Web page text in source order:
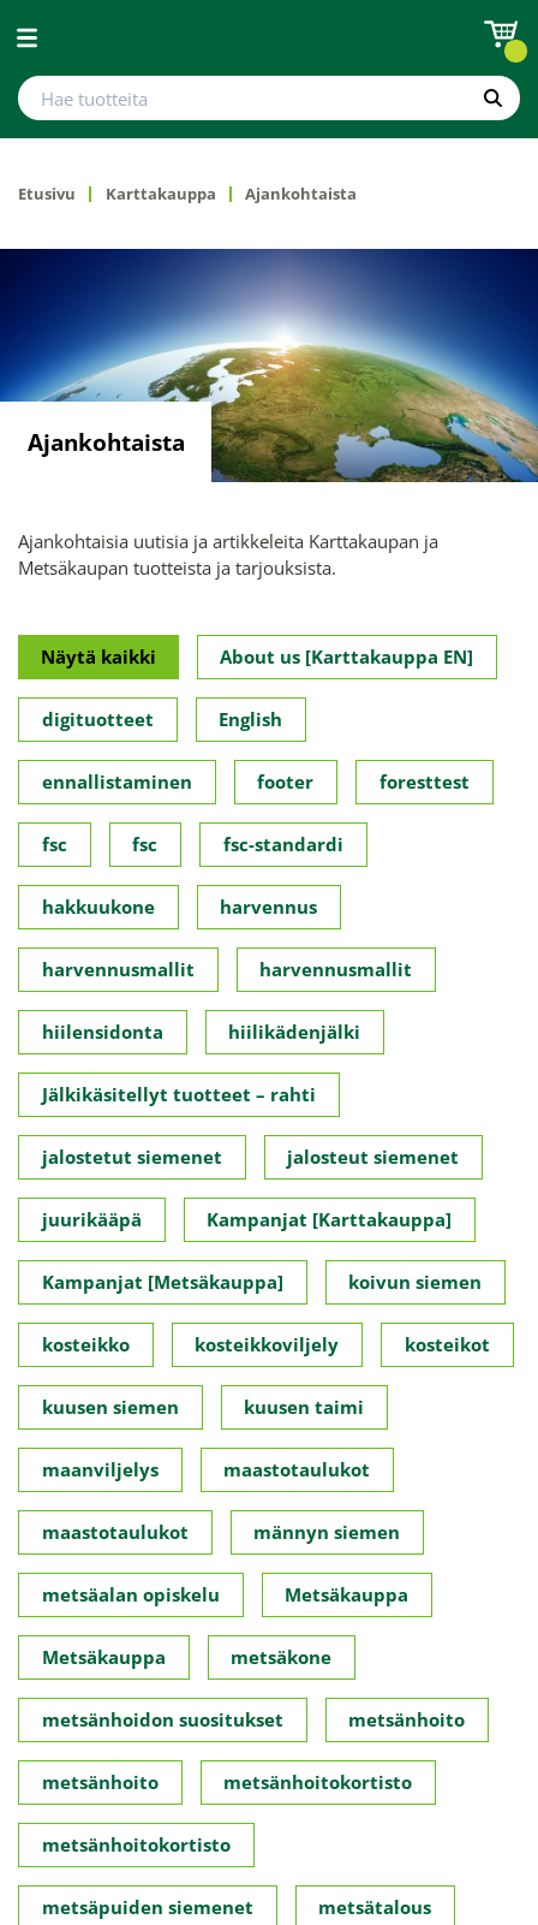
Avaa valikko
Hae tuotteita
Hae
Etusivu Karttakauppa Ajankohtaista
Ajankohtaista
Ajankohtaisia uutisia ja artikkeleita Karttakaupan ja
Metsäkaupan tuotteista ja tarjouksista.
Näytä kaikki About us [Karttakauppa EN]
digituotteet English
ennallistaminen footer foresttest
fsc fsc fsc-standardi
hakkuukone harvennus
harvennusmallit harvennusmallit
hiilensidonta hiilikädenjälki
Jälkikäsitellyt tuotteet – rahti
jalostetut siemenet jalosteut siemenet
juurikääpä Kampanjat [Karttakauppa]
Kampanjat [Metsäkauppa] koivun siemen
kosteikko kosteikkoviljely kosteikot
kuusen siemen kuusen taimi
maanviljelys maastotaulukot
maastotaulukot männyn siemen
metsäalan opiskelu Metsäkauppa
Metsäkauppa metsäkone
metsänhoidon suositukset metsänhoito
metsänhoito metsänhoitokortisto
metsänhoitokortisto
metsäpuiden siemenet metsätalous